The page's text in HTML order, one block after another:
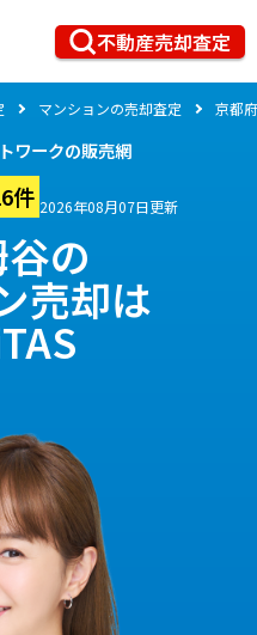
不動産売却査定
マンションの売却査定 京都府
ワークの販売網
件 2026年08月07日更新
の
売却は